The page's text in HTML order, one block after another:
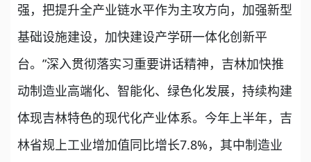
强，把提升全产业链水平作为主攻方向，加强新型
基础设施建设，加快建设产学研一体化创新平
台。”深入贯彻落实习重要讲话精神，吉林加快推
动制造业高端化、智能化、绿色化发展，持续构建
体现吉林特色的现代化产业体系。今年上半年，吉
林省规上工业增加值同比增长7.8%，其中制造业